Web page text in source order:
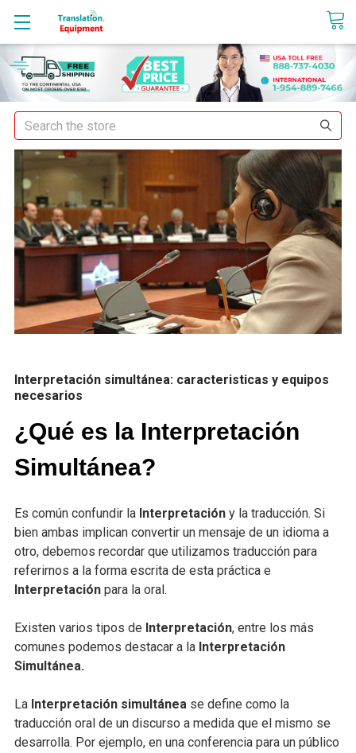
sales@translationequipment.net
Search
Interpretación simultánea: caracteristicas y equipos
necesarios
¿Qué es la Interpretación
Simultánea?
Es común confundir la Interpretación y la traducción. Si
bien ambas implican convertir un mensaje de un idioma a
otro, debemos recordar que utilizamos traducción para
referirnos a la forma escrita de esta práctica e
Interpretación para la oral.
Existen varios tipos de Interpretación, entre los más
comunes podemos destacar a la Interpretación
Simultánea.
La Interpretación simultánea se define como la
traducción oral de un discurso a medida que el mismo se
desarrolla. Por ejemplo, en una conferencia para un público